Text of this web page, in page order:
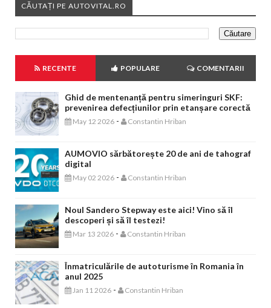
CĂUTAȚI PE AUTOVITAL.RO
RECENTE POPULARE COMENTARII
Ghid de mentenanță pentru simeringuri SKF:
prevenirea defecțiunilor prin etanșare corectă
May 12 2026 - Constantin Hriban
AUMOVIO sărbătorește 20 de ani de tahograf
digital
May 02 2026 - Constantin Hriban
Noul Sandero Stepway este aici! Vino să îl
descoperi și să îl testezi!
Mar 13 2026 - Constantin Hriban
Înmatriculările de autoturisme în Romania în
anul 2025
Jan 11 2026 - Constantin Hriban